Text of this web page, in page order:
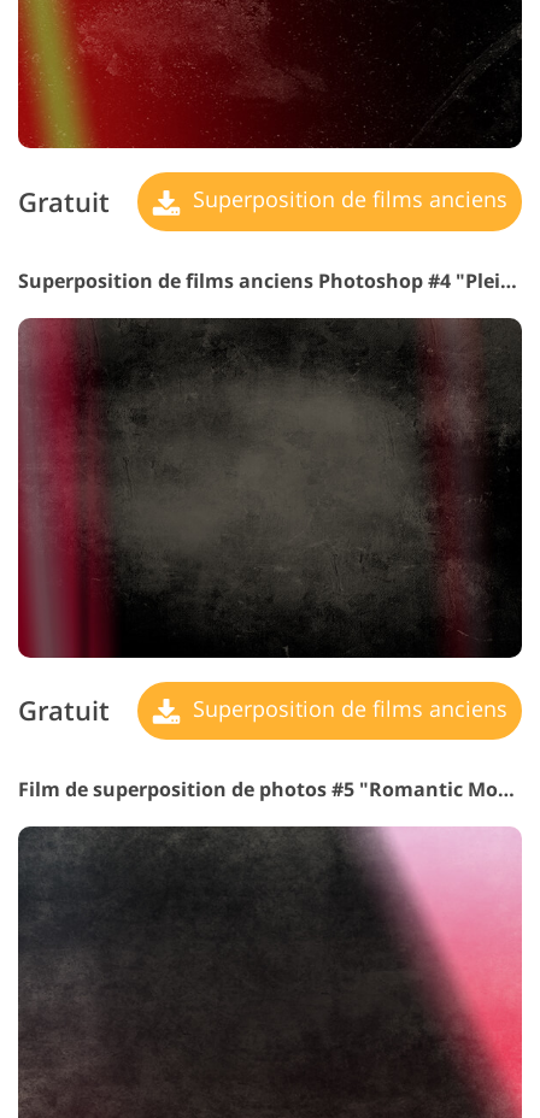
Gratuit Superposition de films anciens
Superposition de films anciens Photoshop #4 "Plein de le Soleil"
Gratuit Superposition de films anciens
Film de superposition de photos #5 "Romantic Mood"